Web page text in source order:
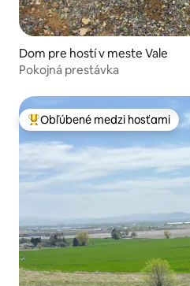
Dom pre hostí v meste Vale
Pokojná prestávka
Najobľúbenejšie medzi hosťami
Obľúbené medzi hosťami